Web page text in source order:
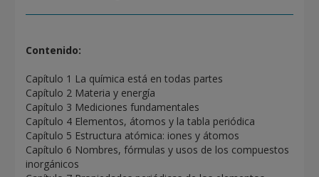
Contenido:
Capítulo 1 La química está en todas partes
Capítulo 2 Materia y energía
Capítulo 3 Mediciones fundamentales
Capítulo 4 Elementos, átomos y la tabla periódica
Capítulo 5 Estructura atómica: iones y átomos
Capítulo 6 Nombres, fórmulas y usos de los compuestos
inorgánicos